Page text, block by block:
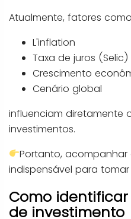
Atualmente, fatores
L'inflation
Taxa de juros (Selic)
Crescimento
Cenário global
influenciam diretamente
investimentos.
Portanto,
indispensável para
Como
de investimento